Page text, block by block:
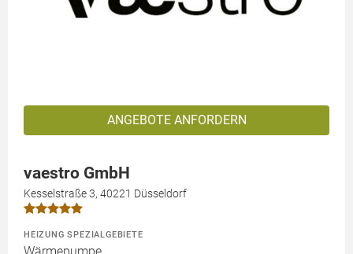
ANGEBOTE ANFORDERN
vaestro GmbH
Kesselstraße 3, 40221 Düsseldorf
HEIZUNG SPEZIALGEBIETE